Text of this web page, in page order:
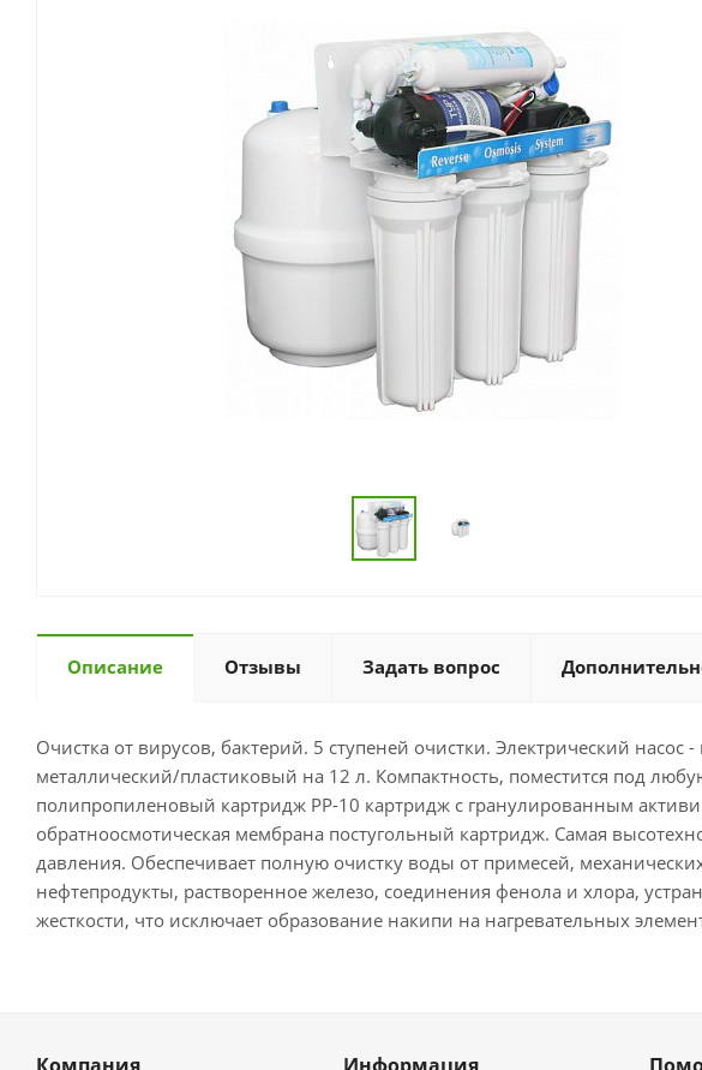
Описание Отзывы Задать вопрос
Очистка от вирусов, бактерий. 5 ступеней очистки. Электрический
металлический/пластиковый на 12 л. Компактность, поместится под
полипропиленовый картридж PP-10 картридж с гранулированным
обратноосмотическая мембрана постугольный картридж. Самая
давления. Обеспечивает полную очистку воды от примесей,
нефтепродукты, растворенное железо, соединения фенола и хлора,
жесткости, что исключает образование накипи на нагревательных